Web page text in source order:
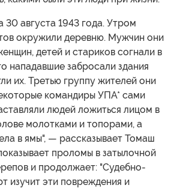
30 августа 1943 года. Утром
окружили деревню. Мужчин они
детей и стариков согнали в
нападавшие забросали здания
их. Третью группу жителей они
командиры УПА* сами
людей ложиться лицом в
молотками и топорами, а
в ямы", — рассказывает Томаш
проломы в затылочной
и продолжает: "Судебно-
изучит эти повреждения и